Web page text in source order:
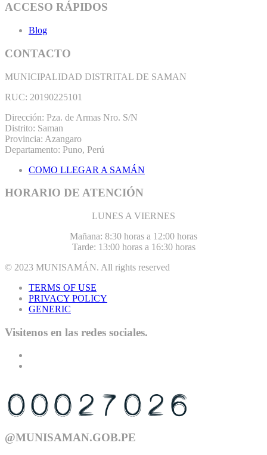
ACCESO RÁPIDOS
Blog
CONTACTO
MUNICIPALIDAD DISTRITAL DE SAMAN
RUC: 20190225101
Dirección: Pza. de Armas Nro. S/N
Distrito: Saman
Provincia: Azangaro
Departamento: Puno, Perú
COMO LLEGAR A SAMÁN
HORARIO DE ATENCIÓN
LUNES A VIERNES
Mañana: 8:30 horas a 12:00 horas
Tarde: 13:00 horas a 16:30 horas
© 2023 MUNISAMÁN. All rights reserved
TERMS OF USE
PRIVACY POLICY
GENERIC
Visitenos en las redes sociales.
@MUNISAMAN.GOB.PE